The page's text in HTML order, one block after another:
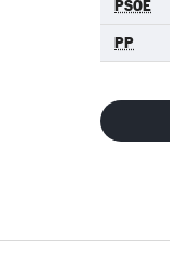
PSOE
PP